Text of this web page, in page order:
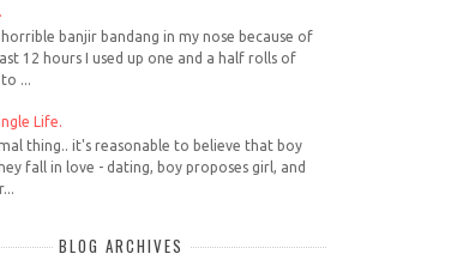
banjir bandang in my nose because of
12 hours I used up one and a half rolls of
...
Life.
thing.. it's reasonable to believe that boy
fall in love - dating, boy proposes girl, and
BLOG ARCHIVES